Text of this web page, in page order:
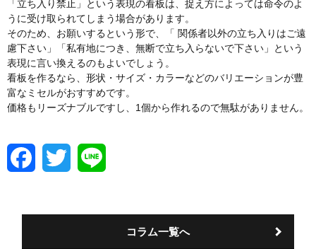
「立ち入り禁止」という表現の看板は、捉え方によっては命令のよ
うに受け取られてしまう場合があります。
そのため、お願いするという形で、「 関係者以外の立ち入りはご遠
慮下さい」「私有地につき、無断で立ち入らないで下さい」という
表現に言い換えるのもよいでしょう。
看板を作るなら、形状・サイズ・カラーなどのバリエーションが豊
富なミセルがおすすめです。
価格もリーズナブルですし、1個から作れるので無駄がありません。
b
w
t
コラム一覧へ